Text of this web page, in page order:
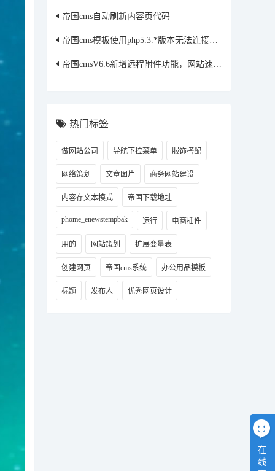
帝国cms自动刷新内容页代码
帝国cms模板使用php5.3.*版本无法连接到MySQL说明
帝国cmsV6.6新增远程附件功能，网站速度更快更优化
热门标签
做网站公司 导航下拉菜单 服饰搭配
网络策划 文章图片 商务网站建设
内容存文本模式 帝国下载地址
phome_enewstempbak 运行 电商插件
用的 网站策划 扩展变量表
创建网页 帝国cms系统 办公用品模板
标题 发布人 优秀网页设计
在
线